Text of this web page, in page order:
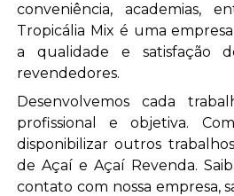
conveniência, academias,
Tropicália Mix é uma
a qualidade e satisfação
revendedores.
Desenvolvemos cada
profissional e objetiva.
disponibilizar outros
de Açaí e Açaí Revenda.
contato com nossa empresa,